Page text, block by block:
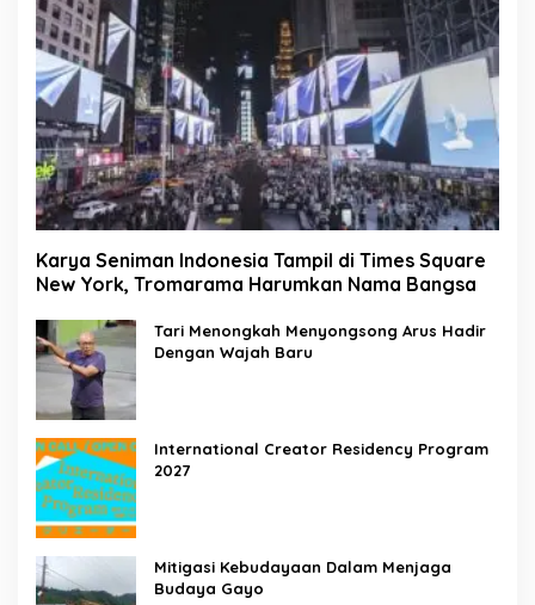
Karya Seniman Indonesia Tampil di Times Square
New York, Tromarama Harumkan Nama Bangsa
Tari Menongkah Menyongsong Arus Hadir
Dengan Wajah Baru
International Creator Residency Program
2027
Mitigasi Kebudayaan Dalam Menjaga
Budaya Gayo